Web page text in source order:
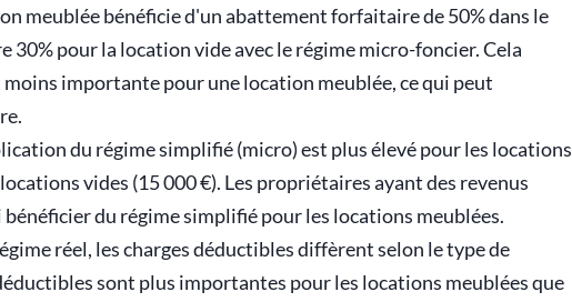
meublée bénéficie d'un abattement forfaitaire de 50% dans le
30% pour la location vide avec le régime micro-foncier. Cela
importante pour une location meublée, ce qui peut
du régime simplifié (micro) est plus élevé pour les locations
vides (15 000 €). Les propriétaires ayant des revenus
du régime simplifié pour les locations meublées.
réel, les charges déductibles diffèrent selon le type de
sont plus importantes pour les locations meublées que